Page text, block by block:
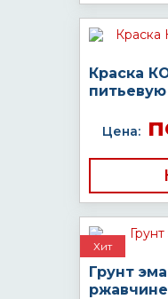
Краска
Цена:
Хит
Грунт
ржавчине